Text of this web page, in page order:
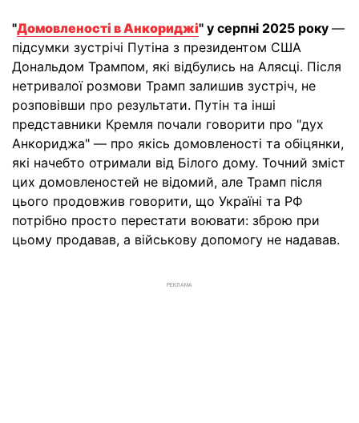
"Домовленості в Анкориджі" у серпні 2025 року —
підсумки зустрічі Путіна з президентом США
Дональдом Трампом, які відбулись на Алясці. Після
нетривалої розмови Трамп залишив зустріч, не
розповівши про результати. Путін та інші
представники Кремля почали говорити про "дух
Анкориджа" — про якісь домовленості та обіцянки,
які начебто отримали від Білого дому. Точний зміст
цих домовленостей не відомий, але Трамп після
цього продовжив говорити, що Україні та РФ
потрібно просто перестати воювати: зброю при
цьому продавав, а військову допомогу не надавав.
РЕКЛАМА